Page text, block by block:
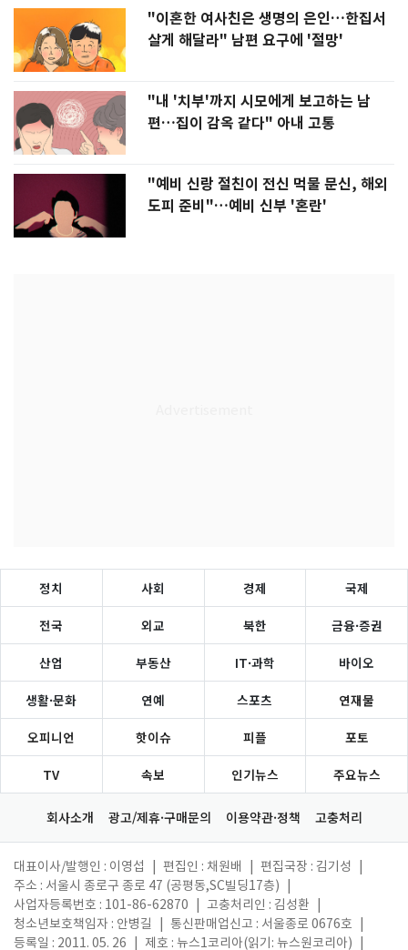
"이혼한 여사친은 생명의 은인…한집서
살게 해달라" 남편 요구에 '절망'
"내 '치부'까지 시모에게 보고하는 남
편…집이 감옥 같다" 아내 고통
"예비 신랑 절친이 전신 먹물 문신, 해외
도피 준비"…예비 신부 '혼란'
정치 사회 경제 국제
전국 외교 북한 금융·증권
산업 부동산 IT·과학 바이오
생활·문화 연예 스포츠 연재물
오피니언 핫이슈 피플 포토
TV 속보 인기뉴스 주요뉴스
회사소개 광고/제휴·구매문의 이용약관·정책 고충처리
대표이사/발행인 : 이영섭 편집인 : 채원배 편집국장 : 김기성
주소 : 서울시 종로구 종로 47 (공평동,SC빌딩17층)
사업자등록번호 : 101-86-62870
고충처리인 : 김성환
청소년보호책임자 : 안병길
통신판매업신고 : 서울종로 0676호
등록일 : 2011. 05. 26
제호 : 뉴스1코리아(읽기: 뉴스원코리아)